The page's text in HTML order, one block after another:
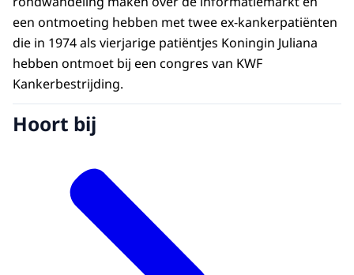
een ontmoeting hebben met twee ex-kankerpatiënten
die in 1974 als vierjarige patiëntjes Koningin Juliana
hebben ontmoet bij een congres van KWF
Kankerbestrijding.
Hoort bij